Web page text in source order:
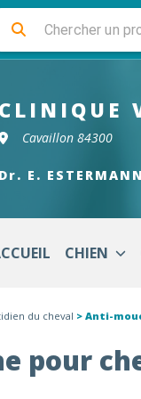
CLINIQUE
Cavaillon 84300
Dr. E.
CHIEN
du cheval > Anti-
pour